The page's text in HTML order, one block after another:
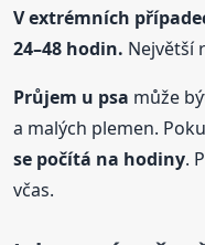
V extrémních
24–48 hodin. Největší
Průjem u psa může
a malých plemen.
se počítá na hodiny.
včas.